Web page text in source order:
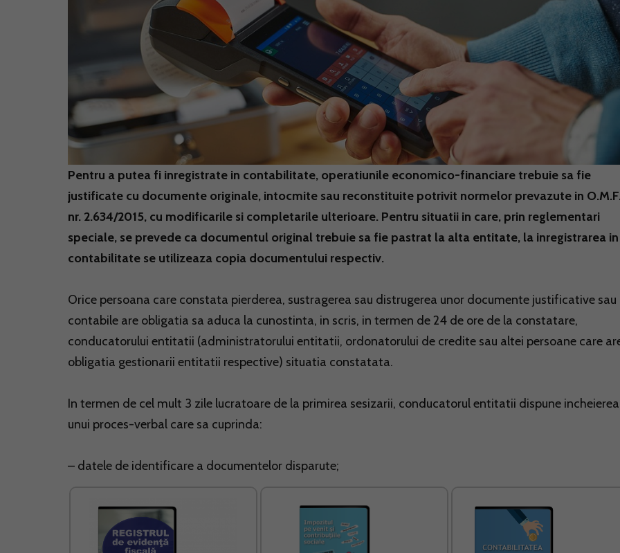
Pentru a putea fi inregistrate in contabilitate, operatiunile economico-financiare trebuie sa fie
justificate cu documente originale, intocmite sau reconstituite potrivit normelor prevazute in
nr. 2.634/2015, cu modificarile si completarile ulterioare. Pentru situatii in care, prin reglementari
speciale, se prevede ca documentul original trebuie sa fie pastrat la alta entitate, la inregistrarea in
contabilitate se utilizeaza copia documentului respectiv.
Orice persoana care constata pierderea, sustragerea sau distrugerea unor documente justificative sau
contabile are obligatia sa aduca la cunostinta, in scris, in termen de 24 de ore de la constatare,
conducatorului entitatii (administratorului entitatii, ordonatorului de credite sau altei persoane care
obligatia gestionarii entitatii respective) situatia constatata.
In termen de cel mult 3 zile lucratoare de la primirea sesizarii, conducatorul entitatii dispune incheierea
unui proces-verbal care sa cuprinda:
– datele de identificare a documentelor disparute;